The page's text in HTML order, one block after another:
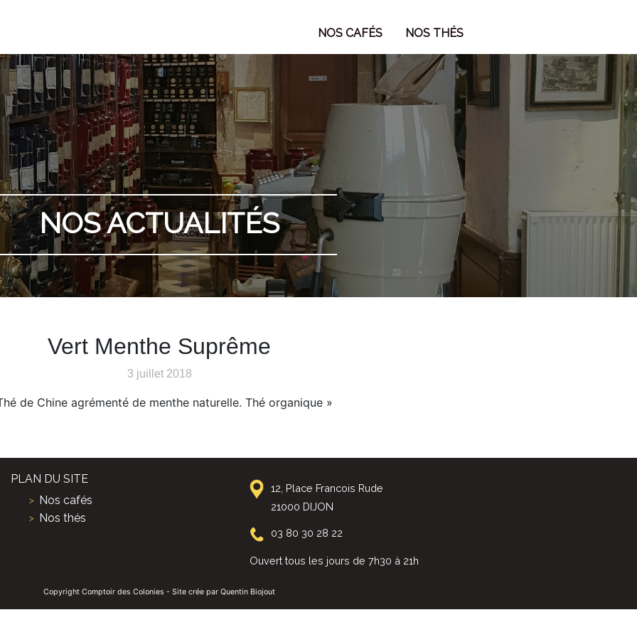
NOS CAFÉS NOS THÉS
NOS ACTUALITÉS
Vert Menthe Suprême
3 juillet 2018
de Chine agrémenté de menthe naturelle. Thé organique »
PLAN DU SITE
Nos cafés
Nos thés
12, Place Francois Rude
21000 DIJON
03 80 30 28 22
Ouvert tous les jours de 7h30 à 21h
Copyright Comptoir des Colonies - Site crée par Quentin Biojout